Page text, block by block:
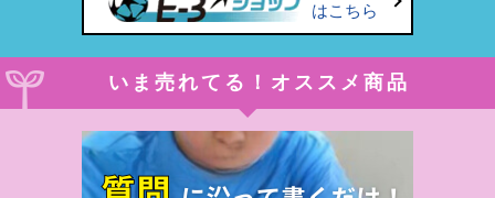
はこちら
いま売れてる！オススメ商品